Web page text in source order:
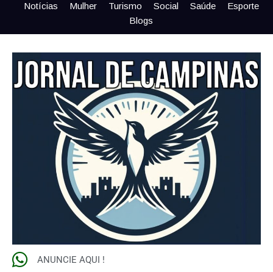
Notícias Mulher Turismo Social Saúde
Esporte
Blogs
ANUNCIE AQUI !